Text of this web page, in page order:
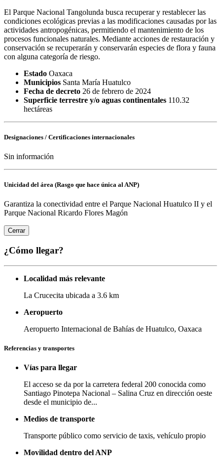
El Parque Nacional Tangolunda busca recuperar y restablecer las
condiciones ecológicas previas a las modificaciones causadas por las
actividades antropogénicas, permitiendo el mantenimiento de los
procesos funcionales naturales. Mediante acciones de restauración y
conservación se recuperarán y conservarán especies de flora y fauna
con alguna categoría de riesgo.
Estado Oaxaca
Municipios Santa María Huatulco
Fecha de decreto 26 de febrero de 2024
Superficie terrestre y/o aguas continentales 110.32
hectáreas
Designaciones / Certificaciones internacionales
Sin información
Unicidad del área (Rasgo que hace única al ANP)
Garantiza la conectividad entre el Parque Nacional Huatulco II y el
Parque Nacional Ricardo Flores Magón
Cerrar
¿Cómo llegar?
Localidad más relevante
La Crucecita ubicada a 3.6 km
Aeropuerto
Aeropuerto Internacional de Bahías de Huatulco, Oaxaca
Referencias y transportes
Vías para llegar
El acceso se da por la carretera federal 200 conocida como
Santiago Pinotepa Nacional – Salina Cruz en dirección oeste
desde el municipio de...
Medios de transporte
Transporte público como servicio de taxis, vehículo propio
Movilidad dentro del ANP